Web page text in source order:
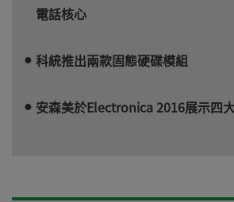
電話核心
科統推出兩款固態硬碟模組
安森美於Electronica 2016展示四